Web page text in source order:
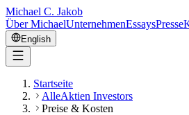
Michael C. Jakob
Über MichaelUnternehmenEssaysPresse
English
Startseite
AlleAktien Investors
Preise & Kosten